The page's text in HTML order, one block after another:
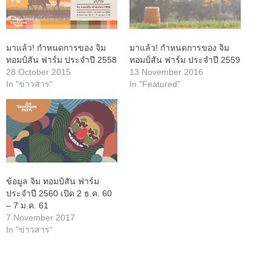
มาแล้ว! กำหนดการของ จิม
ทอมป์สัน ฟาร์ม ประจำปี 2558
28 October 2015
In "ข่าวสาร"
มาแล้ว! กำหนดการของ จิม
ทอมป์สัน ฟาร์ม ประจำปี 2559
13 November 2016
In "Featured"
ข้อมูล จิม ทอมป์สัน ฟาร์ม
ประจำปี 2560 เปิด 2 ธ.ค. 60
– 7 ม.ค. 61
7 November 2017
In "ข่าวสาร"